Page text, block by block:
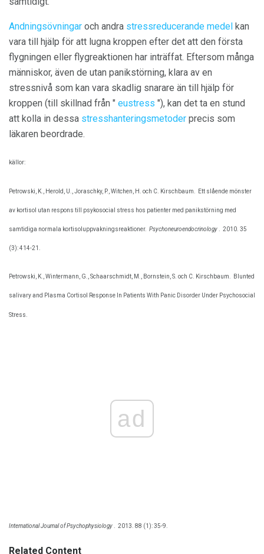
Andningsövningar och andra stressreducerande medel kan
vara till hjälp för att lugna kroppen efter det att den första
flygningen eller flygreaktionen har inträffat. Eftersom många
människor, även de utan panikstörning, klara av en
stressnivå som kan vara skadlig snarare än till hjälp för
kroppen (till skillnad från " eustress "), kan det ta en stund
att kolla in dessa stresshanteringsmetoder precis som
läkaren beordrade.
källor:
Petrowski, K., Herold, U., Joraschky, P., Witchen, H. och C. Kirschbaum. Ett slående mönster
av kortisol utan respons till psykosocial stress hos patienter med panikstörning med
samtidiga normala kortisoluppvakningsreaktioner. Psychoneuroendocrinology 2010. 35
(3): 414-21.
Petrowski, K., Wintermann, G., Schaarschmidt, M., Bornstein, S. och C. Kirschbaum. Blunted
salivary and Plasma Cortisol Response In Patients With Panic Disorder Under Psychosocial
Stress.
ad
International Journal of Psychophysiology 2013. 88 (1): 35-9.
Related Content